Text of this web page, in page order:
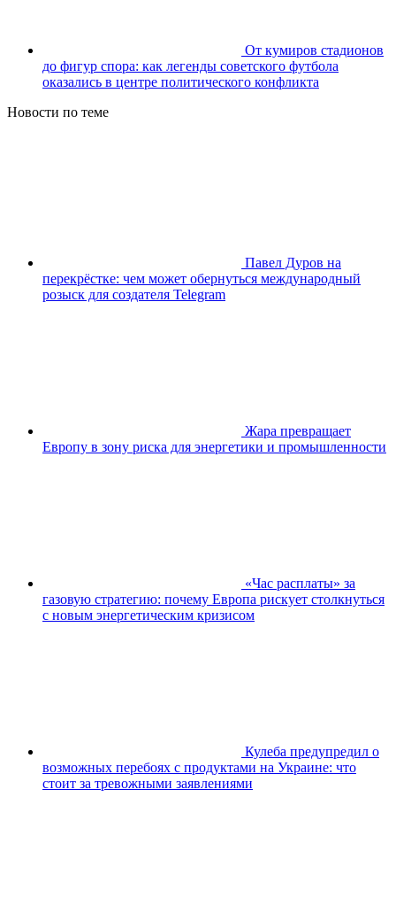
От кумиров стадионов
до фигур спора: как легенды советского футбола
оказались в центре политического конфликта
Новости по теме
Павел Дуров на
перекрёстке: чем может обернуться международный
розыск для создателя Telegram
Жара превращает
Европу в зону риска для энергетики и промышленности
«Час расплаты» за
газовую стратегию: почему Европа рискует столкнуться
с новым энергетическим кризисом
Кулеба предупредил о
возможных перебоях с продуктами на Украине: что
стоит за тревожными заявлениями